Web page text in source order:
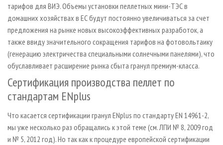
тарифов для ВИЭ. Объемы установки пеллетных мини-ТЭС в
домашних хозяйствах в ЕС будут постоянно увеличиваться за счет
предложения на рынке новых высокоэффективных разработок, а
также ввиду значительного сокращения тарифов на фотовольтаику
(генерацию электричества специальными солнечными панелями), что
обуславливает расширение рынка сбыта гранул премиум­-класса.
Сертификация производства пеллет по
стандартам ENplus
Что касается сертификации гранул ENplus по стандарту EN 14961­-2,
мы уже несколько раз обращались к этой теме (см. ЛПИ № 8, 2009 год
и № 5, 2012 год). Но так как к процедуре европейской сертификации